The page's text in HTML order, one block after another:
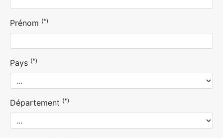
Prénom (*)
Pays (*)
Département (*)